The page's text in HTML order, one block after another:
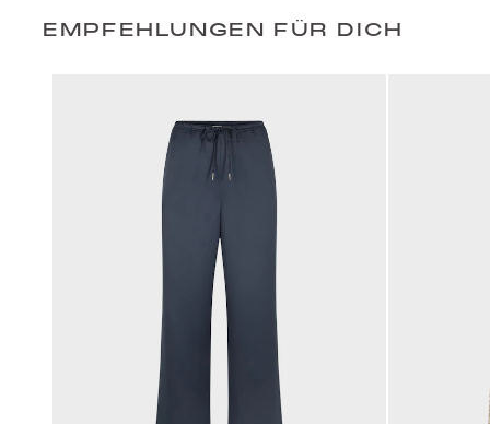
EMPFEHLUNGEN FÜR DICH